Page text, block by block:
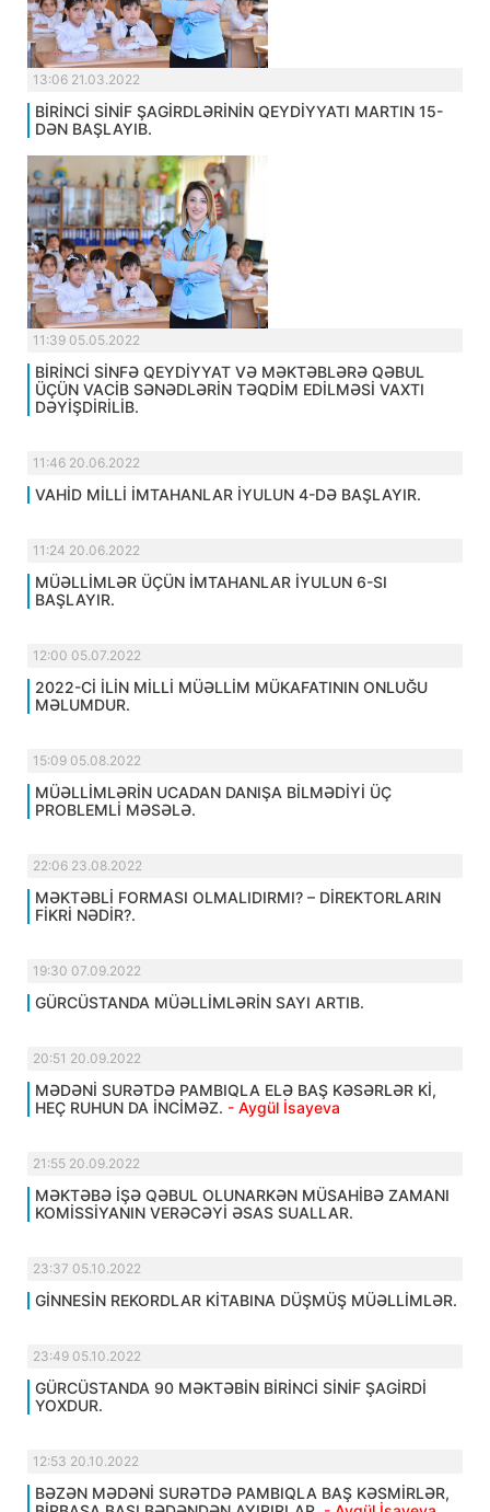
13:06 21.03.2022
BİRİNCİ SİNİF ŞAGİRDLƏRİNİN QEYDİYYATI MARTIN 15-
DƏN BAŞLAYIB.
11:39 05.05.2022
BİRİNCİ SİNFƏ QEYDİYYAT VƏ MƏKTƏBLƏRƏ QƏBUL
ÜÇÜN VACİB SƏNƏDLƏRİN TƏQDİM EDİLMƏSİ VAXTI
DƏYİŞDİRİLİB.
11:46 20.06.2022
VAHİD MİLLİ İMTAHANLAR İYULUN 4-DƏ BAŞLAYIR.
11:24 20.06.2022
MÜƏLLİMLƏR ÜÇÜN İMTAHANLAR İYULUN 6-SI
BAŞLAYIR.
12:00 05.07.2022
2022-Cİ İLİN MİLLİ MÜƏLLİM MÜKAFATININ ONLUĞU
MƏLUMDUR.
15:09 05.08.2022
MÜƏLLİMLƏRİN UCADAN DANIŞA BİLMƏDİYİ ÜÇ
PROBLEMLİ MƏSƏLƏ.
22:06 23.08.2022
MƏKTƏBLİ FORMASI OLMALIDIRMI? – DİREKTORLARIN
FİKRİ NƏDİR?.
19:30 07.09.2022
GÜRCÜSTANDA MÜƏLLİMLƏRİN SAYI ARTIB.
20:51 20.09.2022
MƏDƏNİ SURƏTDƏ PAMBIQLA ELƏ BAŞ KƏSƏRLƏR Kİ,
HEÇ RUHUN DA İNCİMƏZ. - Aygül İsayeva
21:55 20.09.2022
MƏKTƏBƏ İŞƏ QƏBUL OLUNARKƏN MÜSAHİBƏ ZAMANI
KOMİSSİYANIN VERƏCƏYİ ƏSAS SUALLAR.
23:37 05.10.2022
GİNNESİN REKORDLAR KİTABINA DÜŞMÜŞ MÜƏLLİMLƏR.
23:49 05.10.2022
GÜRCÜSTANDA 90 MƏKTƏBİN BİRİNCİ SİNİF ŞAGİRDİ
YOXDUR.
12:53 20.10.2022
BƏZƏN MƏDƏNİ SURƏTDƏ PAMBIQLA BAŞ KƏSMİRLƏR,